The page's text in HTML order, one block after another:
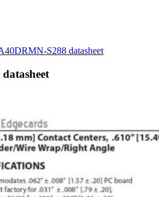
S288 datasheet